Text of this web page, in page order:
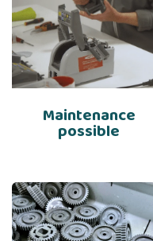
Maintenance
possible